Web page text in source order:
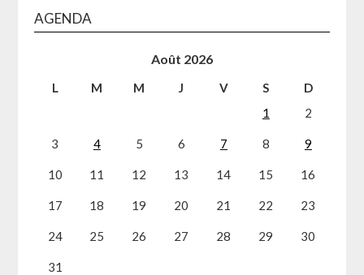
AGENDA
Août 2026
L M M J V S
D
1
2
3 4 5 6 7 8 9
10 11 12 13 14 15 16
17 18 19 20 21 22 23
24 25 26 27 28 29 30
31